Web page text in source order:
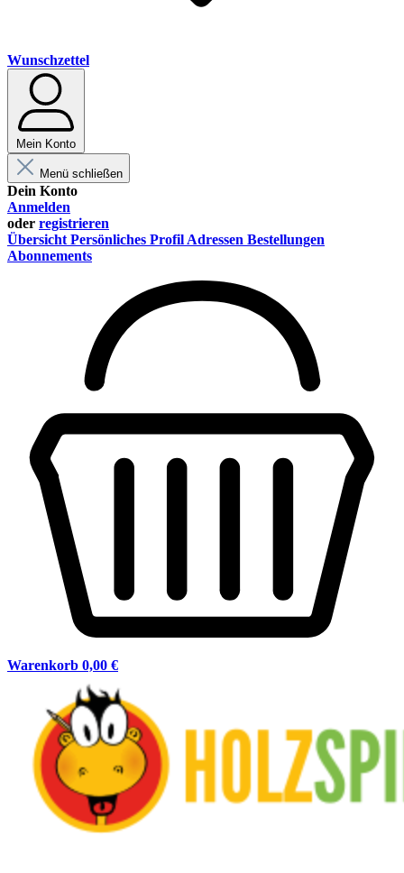
Wunschzettel
Mein Konto
Menü schließen
Dein Konto
Anmelden
oder registrieren
Übersicht Persönliches Profil Adressen Bestellungen
Abonnements
Warenkorb 0,00 €